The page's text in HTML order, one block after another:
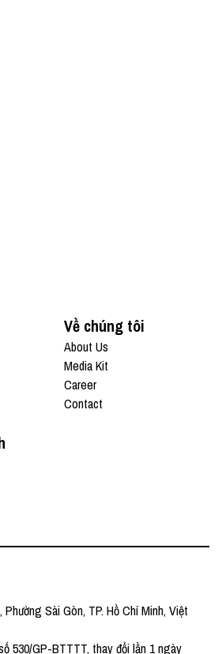
Về chúng tôi
About Us
Media Kit
Career
Contact
Sài Gòn, TP. Hồ Chí Minh, Việt
530/GP-BTTTT, thay đổi lần 1 ngày